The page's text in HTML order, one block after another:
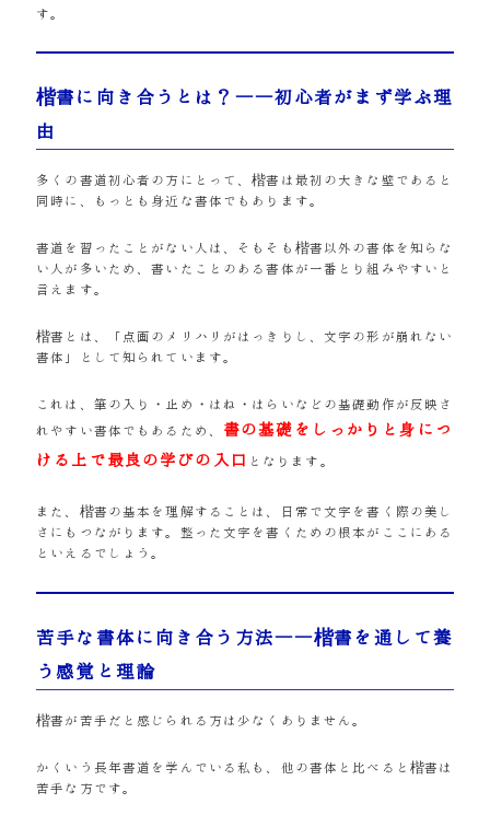
す。
楷書に向き合うとは？――初心者がまず学ぶ理
由
多くの書道初心者の方にとって、楷書は最初の大きな壁であると
同時に、もっとも身近な書体でもあります。
書道を習ったことがない人は、そもそも楷書以外の書体を知らな
い人が多いため、書いたことのある書体が一番とり組みやすいと
言えます。
楷書とは、「点画のメリハリがはっきりし、文字の形が崩れない
書体」として知られています。
これは、筆の入り・止め・はね・はらいなどの基礎動作が反映さ
れやすい書体でもあるため、 書の基礎をしっかりと身につ
ける上で最良の学びの入口 となります。
また、楷書の基本を理解することは、日常で文字を書く際の美し
さにもつながります。整った文字を書くための根本がここにある
といえるでしょう。
苦手な書体に向き合う方法――楷書を通して養
う感覚と理論
楷書が苦手だと感じられる方は少なくありません。
かくいう長年書道を学んでいる私も、他の書体と比べると楷書は
苦手な方です。